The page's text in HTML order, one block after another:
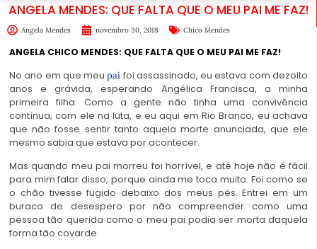
ANGELA MENDES: QUE FALTA QUE O MEU PAI ME FAZ!
Angela Mendes novembro 30, 2018 Chico Mendes
ANGELA CHICO MENDES: QUE FALTA QUE O MEU PAI ME FAZ!
No ano em que meupai foi assassinado, eu estava com dezoito
anos e grávida, esperando Angélica Francisca, a minha
primeira filha. Como a gente não tinha uma convivência
contínua, com ele na luta, e eu aqui em Rio Branco, eu achava
que não fosse sentir tanto aquela morte anunciada, que ele
mesmo sabia que estava por acontecer.
Mas quando meu pai morreu foi horrível, e até hoje não é fácil
para mim falar disso, porque ainda me toca muito. Foi como se
o chão tivesse fugido debaixo dos meus pés. Entrei em um
buraco de desespero por não compreender como uma
pessoa tão querida como o meu pai podia ser morta daquela
forma tão covarde.